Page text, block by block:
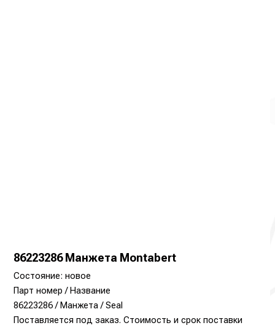
86223286 Манжета Montabert
Состояние: новое
Парт номер / Название
86223286 / Манжета / Seal
Поставляется под заказ. Стоимость и срок поставки